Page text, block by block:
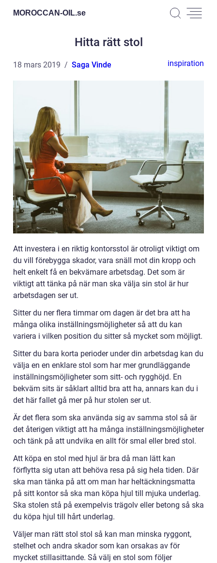
MOROCCAN-OIL.se
Hitta rätt stol
18 mars 2019 Saga Vinde inspiration
Att investera i en riktig kontorsstol är otroligt viktigt om
du vill förebygga skador, vara snäll mot din kropp och
helt enkelt få en bekvämare arbetsdag. Det som är
viktigt att tänka på när man ska välja sin stol är hur
arbetsdagen ser ut.
Sitter du ner flera timmar om dagen är det bra att ha
många olika inställningsmöjligheter så att du kan
variera i vilken position du sitter så mycket som möjligt.
Sitter du bara korta perioder under din arbetsdag kan du
välja en en enklare stol som har mer grundläggande
inställningsmöjligheter som sitt- och rygghöjd. En
bekväm sits är såklart alltid bra att ha, annars kan du i
det här fallet gå mer på hur stolen ser ut.
Är det flera som ska använda sig av samma stol så är
det återigen viktigt att ha många inställningsmöjligheter
och tänk på att undvika en allt för smal eller bred stol.
Att köpa en stol med hjul är bra då man lätt kan
förflytta sig utan att behöva resa på sig hela tiden. Där
ska man tänka på att om man har heltäckningsmatta
på sitt kontor så ska man köpa hjul till mjuka underlag.
Ska stolen stå på exempelvis trägolv eller betong så ska
du köpa hjul till hårt underlag.
Väljer man rätt stol stol så kan man minska ryggont,
stelhet och andra skador som kan orsakas av för
mycket stillasittande. Så välj en stol som följer